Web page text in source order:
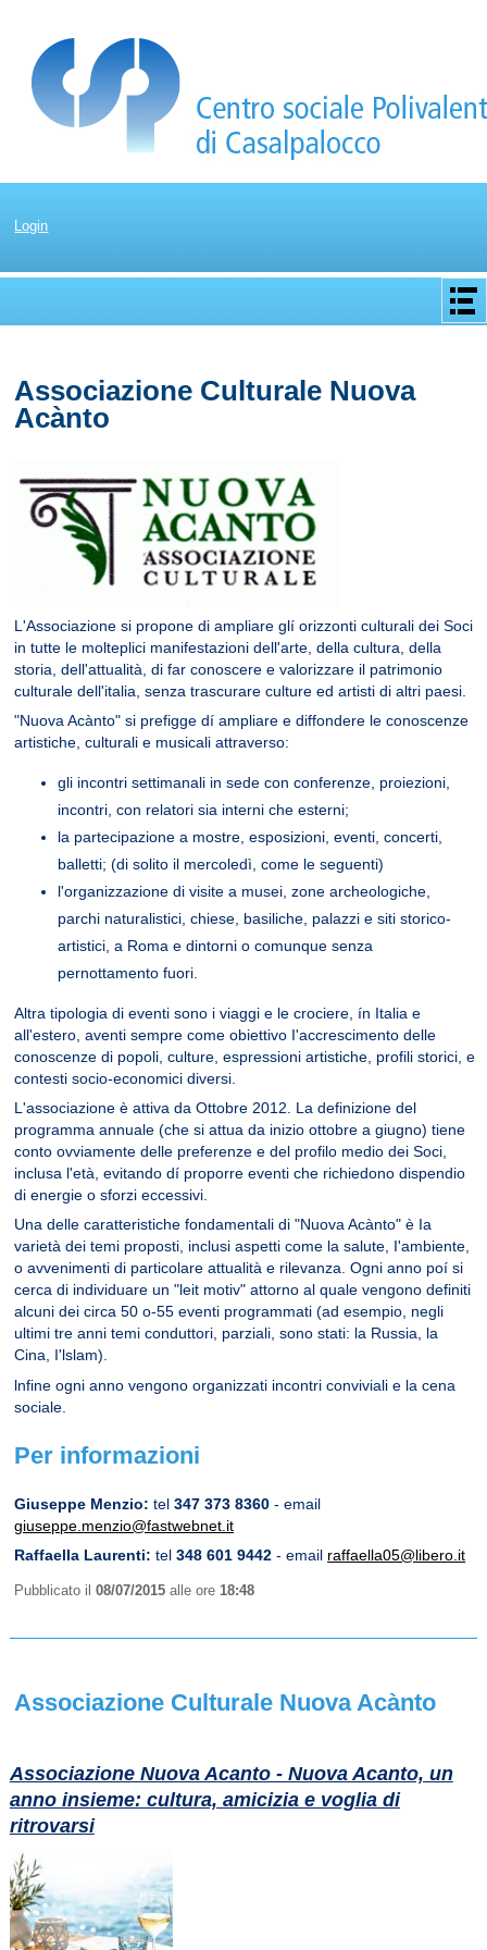
Login
Apri/
menu
Associazione Culturale Nuova
Acànto
L'Associazione si propone di ampliare glí orizzonti culturali dei Soci
in tutte le molteplici manifestazioni dell'arte, della cultura, della
storia, dell'attualità, di far conoscere e valorizzare il patrimonio
culturale dell'italia, senza trascurare culture ed artisti di altri paesi.
"Nuova Acànto" si prefigge dí ampliare e diffondere le conoscenze
artistiche, culturali e musicali attraverso:
gli incontri settimanali in sede con conferenze, proiezioni,
incontri, con relatori sia interni che esterni;
la partecipazione a mostre, esposizioni, eventi, concerti,
balletti; (di solito il mercoledì, come le seguenti)
l'organizzazione di visite a musei, zone archeologiche,
parchi naturalistici, chiese, basiliche, palazzi e siti storico-
artistici, a Roma e dintorni o comunque senza
pernottamento fuori.
Altra tipologia di eventi sono i viaggi e le crociere, ín Italia e
all'estero, aventi sempre come obiettivo I'accrescimento delle
conoscenze di popoli, culture, espressioni artistiche, profili storici, e
contesti socio-economici diversi.
L'associazione è attiva da Ottobre 2012. La definizione del
programma annuale (che si attua da inizio ottobre a giugno) tiene
conto ovviamente delle preferenze e del profilo medio dei Soci,
inclusa l'età, evitando dí proporre eventi che richiedono dispendio
di energie o sforzi eccessivi.
Una delle caratteristiche fondamentali di "Nuova Acànto" è Ia
varietà dei temi proposti, inclusi aspetti come la salute, I'ambiente,
o avvenimenti di particolare attualità e rilevanza. Ogni anno poí si
cerca di individuare un "leit motiv" attorno al quale vengono definiti
alcuni dei circa 50 o-55 eventi programmati (ad esempio, negli
ultimi tre anni temi conduttori, parziali, sono stati: la Russia, la
Cina, I'lslam).
lnfine ogni anno vengono organizzati incontri conviviali e la cena
sociale.
Per informazioni
Giuseppe Menzio: tel347 373 8360 - email
giuseppe.menzio@fastwebnet.it
Raffaella Laurenti:tel348 601 9442 - email raffaella05@libero.it
Pubblicato il08/07/2015 alle ore18:48
Associazione Culturale Nuova Acànto
Associazione Nuova Acanto - Nuova Acanto, un
anno insieme: cultura, amicizia e voglia di
ritrovarsi